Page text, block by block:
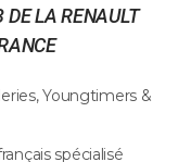
LA RENAULT
Youngtimers &
spécialisé